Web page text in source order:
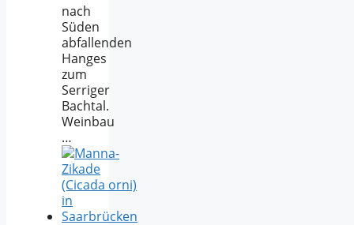
nach
Süden
abfallenden
Hanges
zum
Serriger
Bachtal.
Weinbau
…